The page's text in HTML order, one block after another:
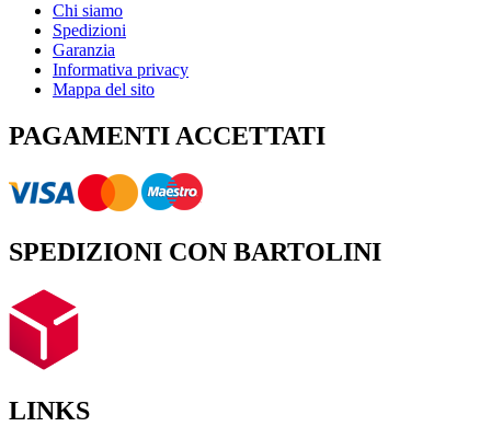
Chi siamo
Spedizioni
Garanzia
Informativa privacy
Mappa del sito
PAGAMENTI ACCETTATI
SPEDIZIONI CON BARTOLINI
LINKS